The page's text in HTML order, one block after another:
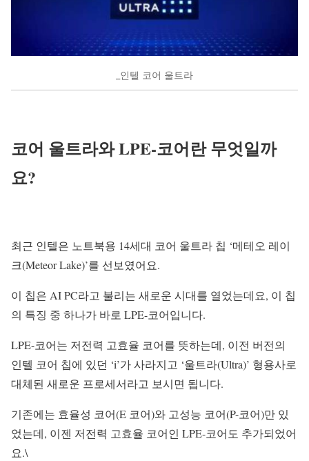
_인텔 코어 울트라
코어 울트라와 LPE-코어란 무엇일까
요?
최근 인텔은 노트북용 14세대 코어 울트라 칩 ‘메테오 레이
크(Meteor Lake)’를 선보였어요.
이 칩은 AI PC라고 불리는 새로운 시대를 열었는데요, 이 칩
의 특징 중 하나가 바로 LPE-코어입니다.
LPE-코어는 저전력 고효율 코어를 뜻하는데, 이전 버전의
인텔 코어 칩에 있던 ‘i’가 사라지고 ‘울트라(Ultra)’ 형용사로
대체된 새로운 프로세서라고 보시면 됩니다.
기존에는 효율성 코어(E 코어)와 고성능 코어(P-코어)만 있
었는데, 이젠 저전력 고효율 코어인 LPE-코어도 추가되었어
요.\